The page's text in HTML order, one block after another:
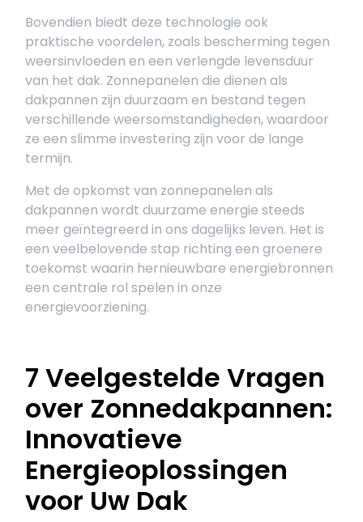
Bovendien biedt deze technologie ook
praktische voordelen, zoals bescherming tegen
weersinvloeden en een verlengde levensduur
van het dak. Zonnepanelen die dienen als
dakpannen zijn duurzaam en bestand tegen
verschillende weersomstandigheden, waardoor
ze een slimme investering zijn voor de lange
termijn.
Met de opkomst van zonnepanelen als
dakpannen wordt duurzame energie steeds
meer geïntegreerd in ons dagelijks leven. Het is
een veelbelovende stap richting een groenere
toekomst waarin hernieuwbare energiebronnen
een centrale rol spelen in onze
energievoorziening.
7 Veelgestelde Vragen
over Zonnedakpannen:
Innovatieve
Energieoplossingen
voor Uw Dak